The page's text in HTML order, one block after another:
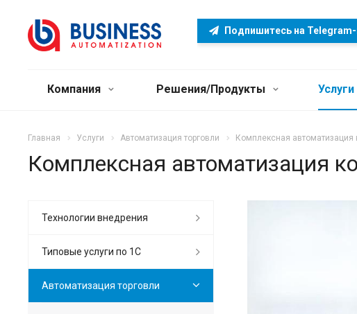
Подпишитесь на
Компания Решения/Продукты Услуги
Главная Услуги Автоматизация торговли Комплексная автоматизация
Комплексная автоматизация
Технологии внедрения
Типовые услуги по 1С
Автоматизация торговли